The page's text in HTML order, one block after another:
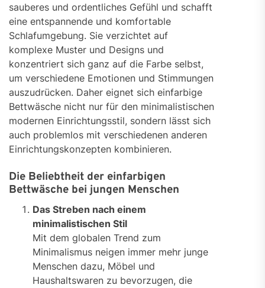
sauberes und ordentliches Gefühl und schafft
eine entspannende und komfortable
Schlafumgebung. Sie verzichtet auf
komplexe Muster und Designs und
konzentriert sich ganz auf die Farbe selbst,
um verschiedene Emotionen und Stimmungen
auszudrücken. Daher eignet sich einfarbige
Bettwäsche nicht nur für den minimalistischen
modernen Einrichtungsstil, sondern lässt sich
auch problemlos mit verschiedenen anderen
Einrichtungskonzepten kombinieren.
Die Beliebtheit der einfarbigen
Bettwäsche bei jungen Menschen
Das Streben nach einem
minimalistischen Stil
Mit dem globalen Trend zum
Minimalismus neigen immer mehr junge
Menschen dazu, Möbel und
Haushaltswaren zu bevorzugen, die